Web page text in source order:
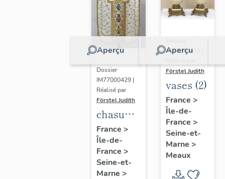
Aperçu
Dossier
IM77000429 |
Réalisé par
Förstel Judith
chasuble
blanche
France >
Île-de-
France >
Seine-et-
Marne >
Aperçu
IM77000431 |
Förstel Judith
vases (2)
France >
Île-de-
France >
Seine-et-
Marne >
Meaux